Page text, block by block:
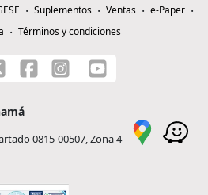
Suplementos Ventas
e-Paper
Términos y condiciones
0815-00507, Zona 4